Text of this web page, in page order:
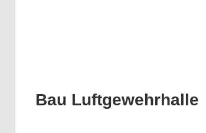
Bau Luftgewehrhalle